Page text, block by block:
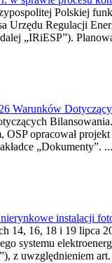
Polskiej
Urzędu Regulacji
„IRiESP”).
Warunków
opracował
„Dokumenty”. ...
instalacji
14, 16, 18 i 19 lipca
systemu
z uwzględnieniem